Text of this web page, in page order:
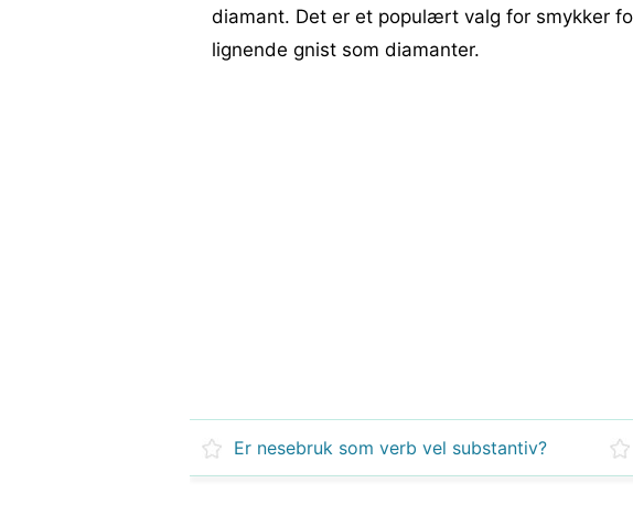
diamant. Det er et populært valg for smykker
lignende gnist som diamanter.
Er nesebruk som verb vel substantiv?